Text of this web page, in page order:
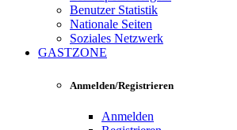
Benutzer Statistik
Nationale Seiten
Soziales Netzwerk
GASTZONE
Anmelden/Registrieren
Anmelden